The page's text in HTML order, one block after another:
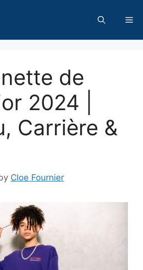
de
2024 |
Carrière &
Cloe Fournier